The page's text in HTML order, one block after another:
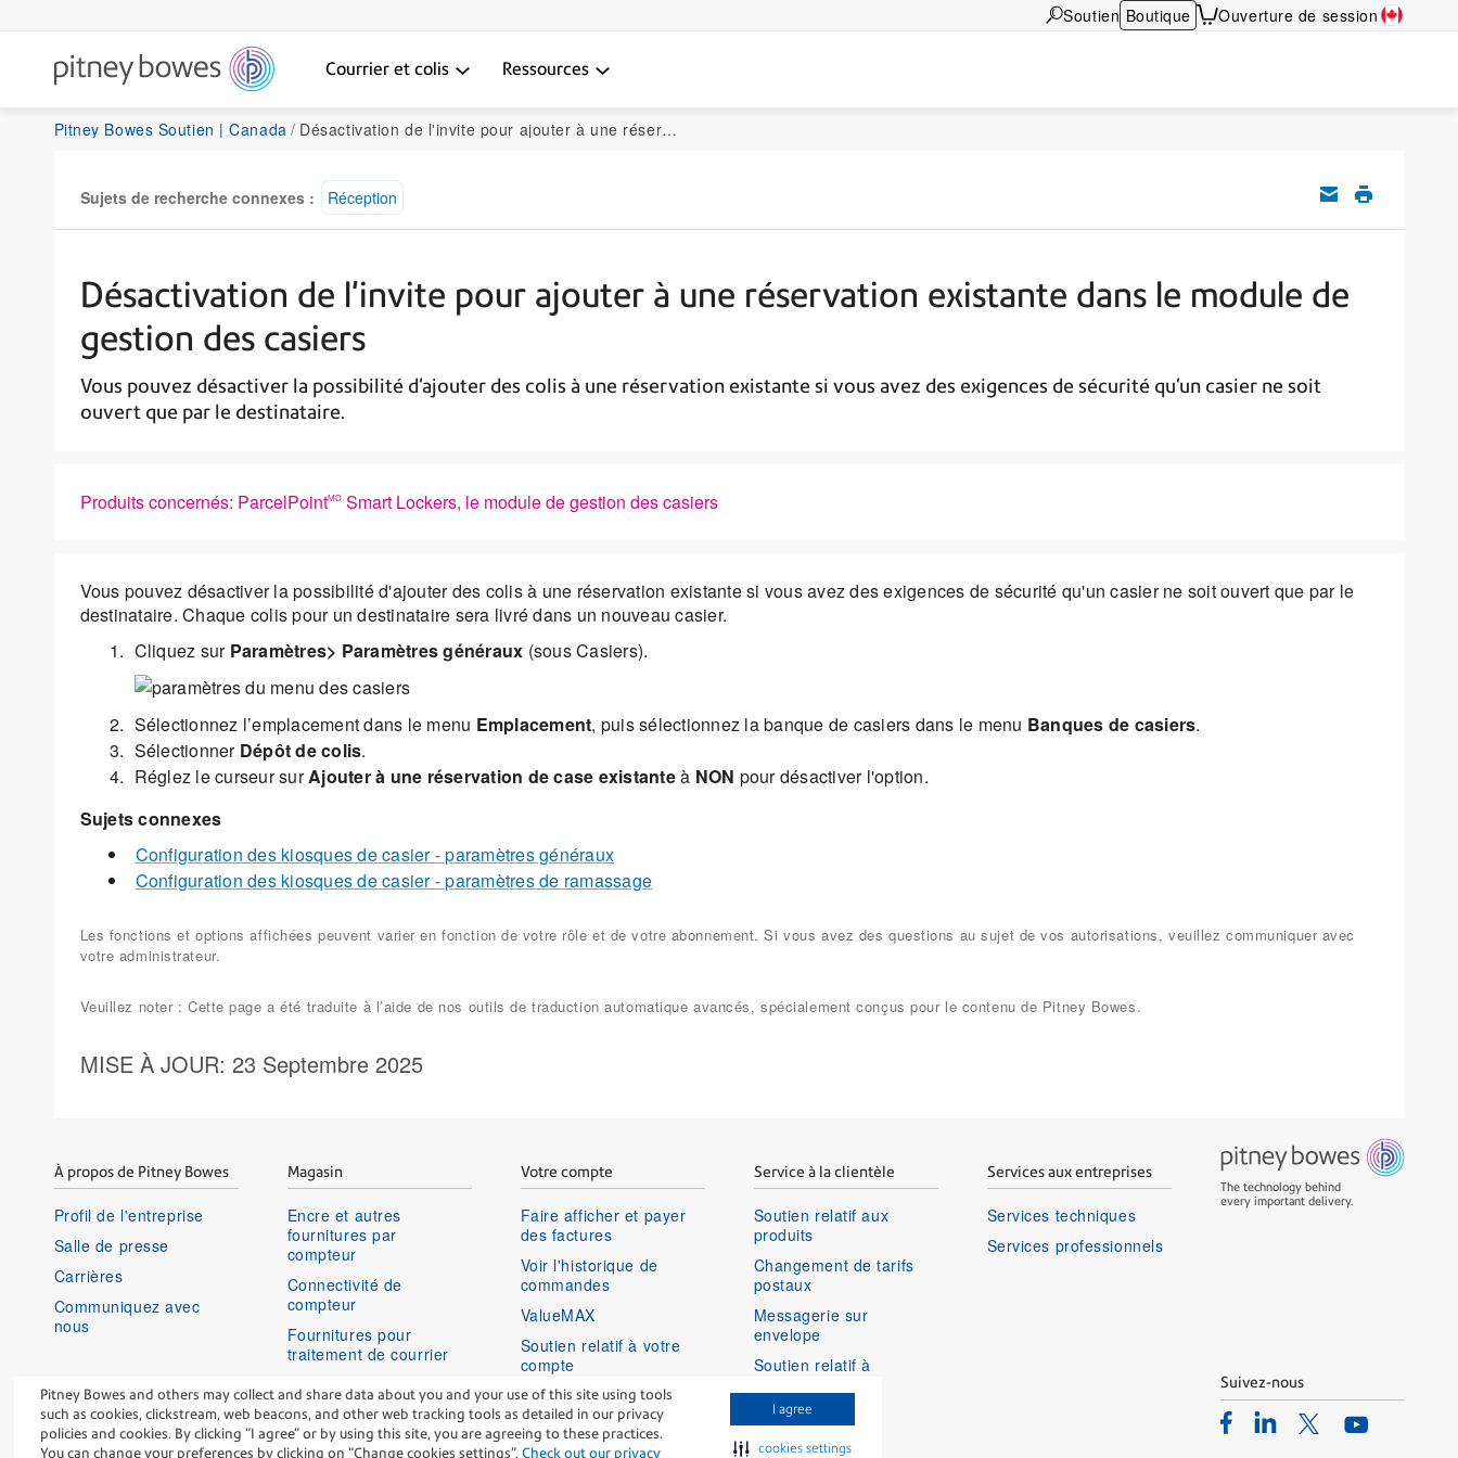
Pitney Bowes and others may collect and share data about you and your use of this site using tools
such as cookies, clickstream, web beacons, and other web tracking tools as detailed in our privacy
policies and cookies. By clicking “I agree” or by using this site, you are agreeing to these practices.
You can change your preferences by clicking on “Change cookies settings”. Check out our privacy
I agree
cookies settings
Soutien Boutique Ouverture de session
Courrier et colis Ressources
Pitney Bowes Soutien | Canada Désactivation de l'invite pour ajouter à une réservation existante dans le module de gestion des casiers
Sujets de recherche connexes : Réception
Désactivation de l'invite pour ajouter à une réservation existante dans le module de
gestion des casiers
Vous pouvez désactiver la possibilité d'ajouter des colis à une réservation existante si vous avez des exigences de sécurité qu'un casier ne soit
ouvert que par le destinataire.
Produits concernés: ParcelPointMDSmart Lockers, le module de gestion des casiers
Vous pouvez désactiver la possibilité d'ajouter des colis à une réservation existante si vous avez des exigences de sécurité qu'un casier ne soit ouvert que par le
destinataire. Chaque colis pour un destinataire sera livré dans un nouveau casier.
Cliquez sur Paramètres> Paramètres généraux (sous Casiers).
Sélectionnez l’emplacement dans le menu Emplacement, puis sélectionnez la banque de casiers dans le menu Banques de casiers.
Sélectionner Dépôt de colis.
Réglez le curseur surAjouter à une réservation de case existanteà NON pour désactiver l'option.
Sujets connexes
Configuration des kiosques de casier - paramètres généraux
Configuration des kiosques de casier - paramètres de ramassage
Les fonctions et options affichées peuvent varier en fonction de votre rôle et de votre abonnement. Si vous avez des questions au sujet de vos autorisations, veuillez communiquer avec
votre administrateur.
Veuillez noter : Cette page a été traduite à l’aide de nos outils de traduction automatique avancés, spécialement conçus pour le contenu de Pitney Bowes.
MISE À JOUR: 23 Septembre 2025
À propos de Pitney Bowes
Profil de l'entreprise
Salle de presse
Carrières
Communiquez avec
nous
Magasin
Encre et autres
fournitures par
compteur
Connectivité de
compteur
Fournitures pour
traitement de courrier
Historique de
commandes et renvois
Votre compte
Faire afficher et payer
des factures
Voir l'historique de
commandes
ValueMAX
Soutien relatif à votre
compte
Ouvrir une session dans
votre compte
Service à la clientèle
Soutien relatif aux
produits
Changement de tarifs
postaux
Messagerie sur
envelope
Soutien relatif à
Services aux entreprises
Services techniques
Services professionnels
The technology behind
every important delivery.
Suivez-nous
FacebookLinkedinTwitterYoutube